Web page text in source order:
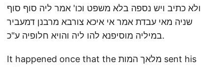
ולא כתיב ויש נספה בלא משפט וכו' אמר ליה סוף סוף
שניה מאי עבדת אמר אי איכא צורבא מרבנן דמעביר
במיליה מוסיפנא להו ליה והויא חלופיה ע"כ.
It happened once that the מלאך המות sent his